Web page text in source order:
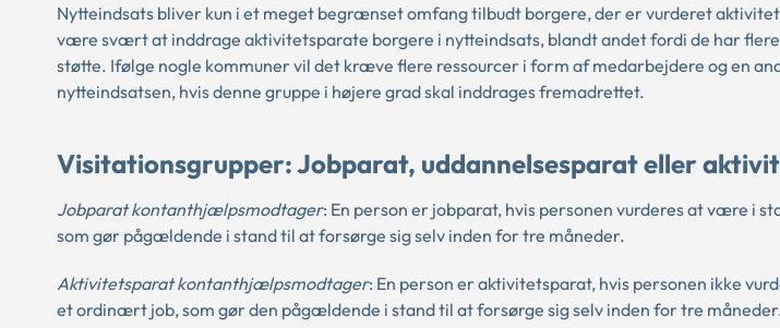
Nytteindsats bliver kun i et meget begrænset omfang tilbudt borgere, der er vurderet
være svært at inddrage aktivitetsparate borgere i nytteindsats, blandt andet fordi de har
støtte. Ifølge nogle kommuner vil det kræve flere ressourcer i form af medarbejdere og en
nytteindsatsen, hvis denne gruppe i højere grad skal inddrages fremadrettet.
Visitationsgrupper: Jobparat, uddannelsesparat eller
Jobparat kontanthjælpsmodtager: En person er jobparat, hvis personen vurderes at være i
som gør pågældende i stand til at forsørge sig selv inden for tre måneder.
Aktivitetsparat kontanthjælpsmodtager: En person er aktivitetsparat, hvis personen ikke
et ordinært job, som gør den pågældende i stand til at forsørge sig selv inden for tre